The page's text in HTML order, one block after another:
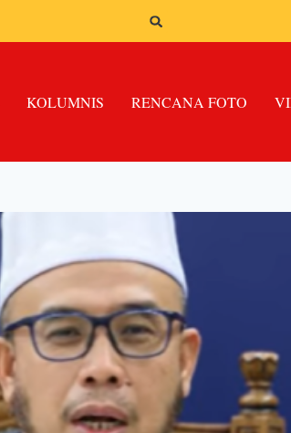
KOLUMNIS RENCANA FOTO